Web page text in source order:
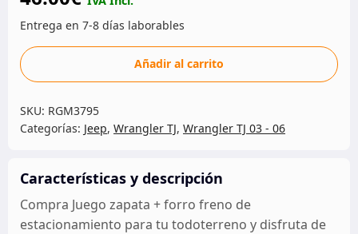
Juego
zapata
forro
freno
estacionamiento
Añadir al carrito
SKU: RGM3795
Categorías: Jeep, Wrangler TJ, Wrangler TJ 03 - 06
Características y descripción
Compra Juego zapata + forro freno de
estacionamiento para tu todoterreno y disfruta de